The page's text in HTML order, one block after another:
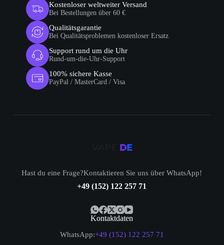
Kostenloser weltweiter Versand
Bei Bestellungen über 60 €
Qualitätsgarantie
Bei Qualitätsproblemen kostenloser Ersatz
Support rund um die Uhr
Rund-um-die-Uhr-Support
100% sichere Kasse
PayPal / MasterCard / Visa
Hast du eine Frage?Kontaktieren Sie uns über WhatsApp!
+49 (152) 122 257 71
Kontaktdaten
WhatsApp:+49 (152) 122 257 71